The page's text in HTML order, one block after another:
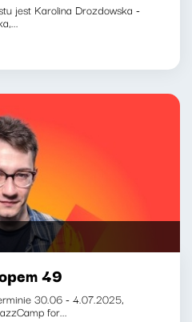
jest Karolina Drozdowska -
49
30.06 - 4.07.2025,
for...